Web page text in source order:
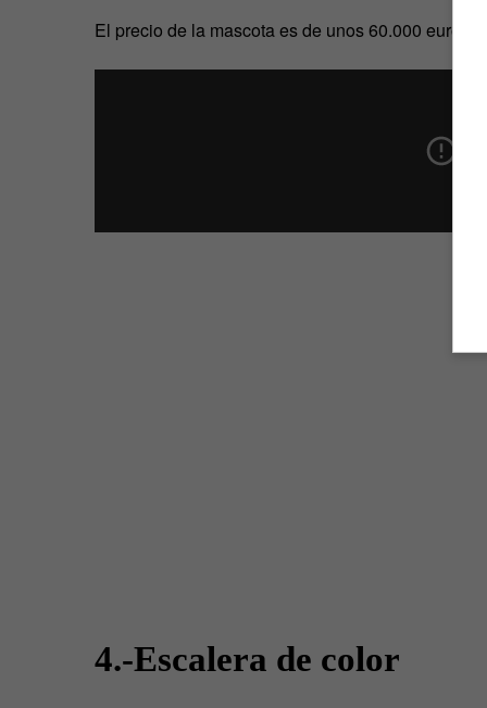
El precio de la mascota es de unos 60.000 euros
4.-Escalera de color